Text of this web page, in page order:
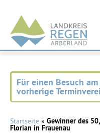
Landkreis
Regen
Für einen Besuch
vorherige
Startseite » Gewinner des
Florian in Frauenau